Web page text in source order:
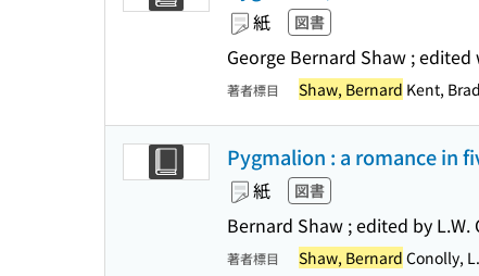
紙 図書
George Bernard Shaw ;
著者標目 Shaw, Bernard Kent, Brad
Pygmalion : a romance in
紙 図書
Bernard Shaw ; edited by L.W.
著者標目 Shaw, Bernard Conolly,